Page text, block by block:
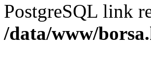
PostgreSQL link
/data/www/